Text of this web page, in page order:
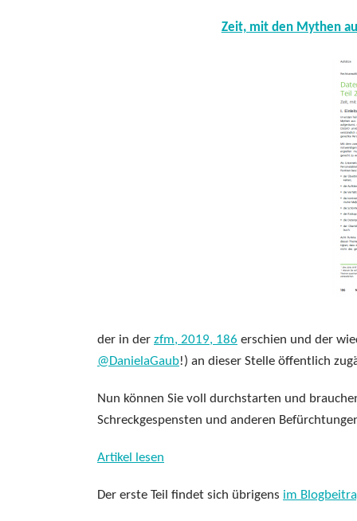
Zeit, mit den Mythen
der in der zfm, 2019, 186 erschien und der
@DanielaGaub!) an dieser Stelle öffentlich
Nun können Sie voll durchstarten und
Schreckgespensten und anderen
Artikel lesen
Der erste Teil findet sich übrigens im